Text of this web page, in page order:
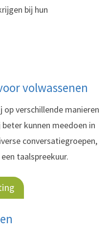
bij hun
volwassenen
op verschillende manieren
kunnen meedoen in
conversatiegroepen,
taalspreekuur.